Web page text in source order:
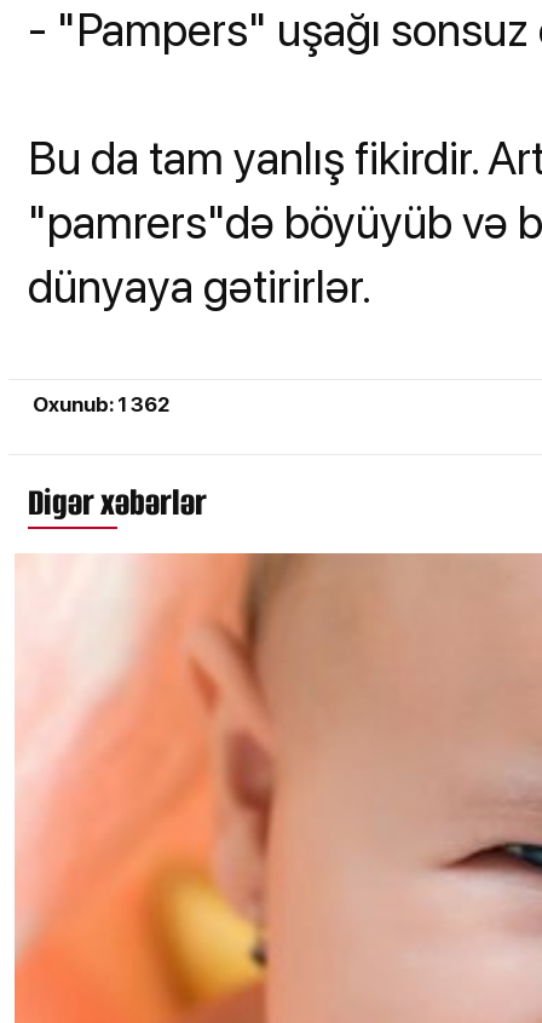
- "Pampers" uşağı sonsuz
Bu da tam yanlış fikirdir.
"pamrers"də böyüyüb və
dünyaya gətirirlər.
Oxunub: 1 362
Digər xəbərlər